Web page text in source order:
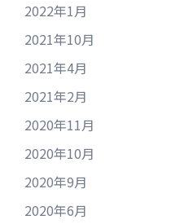
2022年1月
2021年10月
2021年4月
2021年2月
2020年11月
2020年10月
2020年9月
2020年6月